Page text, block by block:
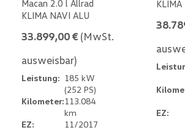
Macan 2.0 l Allrad
KLIMA NAVI ALU
33.899,00 € (MwSt.
ausweisbar)
Leistung: 185 kW
(252 PS)
Kilometer:113.084
km
EZ:
11/2017
KLIMA
EZ: